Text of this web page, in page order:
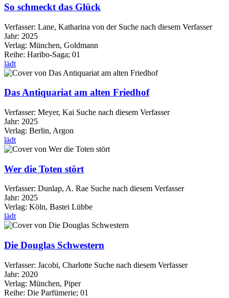
So schmeckt das Glück
Verfasser: Lane, Katharina von der Suche nach diesem Verfasser
Jahr: 2025
Verlag: München, Goldmann
Reihe: Haribo-Saga; 01
lädt
Das Antiquariat am alten Friedhof
Verfasser: Meyer, Kai Suche nach diesem Verfasser
Jahr: 2025
Verlag: Berlin, Argon
lädt
Wer die Toten stört
Verfasser: Dunlap, A. Rae Suche nach diesem Verfasser
Jahr: 2025
Verlag: Köln, Bastei Lübbe
lädt
Die Douglas Schwestern
Verfasser: Jacobi, Charlotte Suche nach diesem Verfasser
Jahr: 2020
Verlag: München, Piper
Reihe: Die Parfümerie; 01